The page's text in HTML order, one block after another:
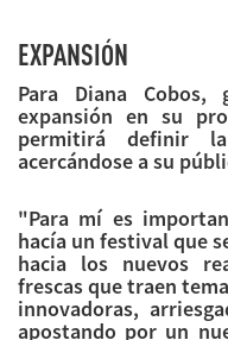
EXPANSIÓN
Para Diana
expansión en su
permitirá definir
acercándose a su
"Para mí es
hacía un festival que
hacia los nuevos
frescas que traen
innovadoras,
apostando por un